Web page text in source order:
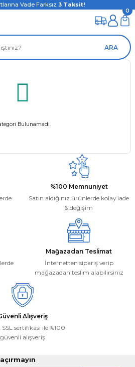
Vade Farksız 3 Taksit!
ARA
0
Bulunamadı.
%100 Memnuniyet
Satın aldığınız ürünlerde kolay iade
& değişim
Mağazadan Teslimat
İnternetten sipariş verip
mağazadan teslim alabilirsiniz
Alışveriş
sertifikası ile %100
güvenli alışveriş